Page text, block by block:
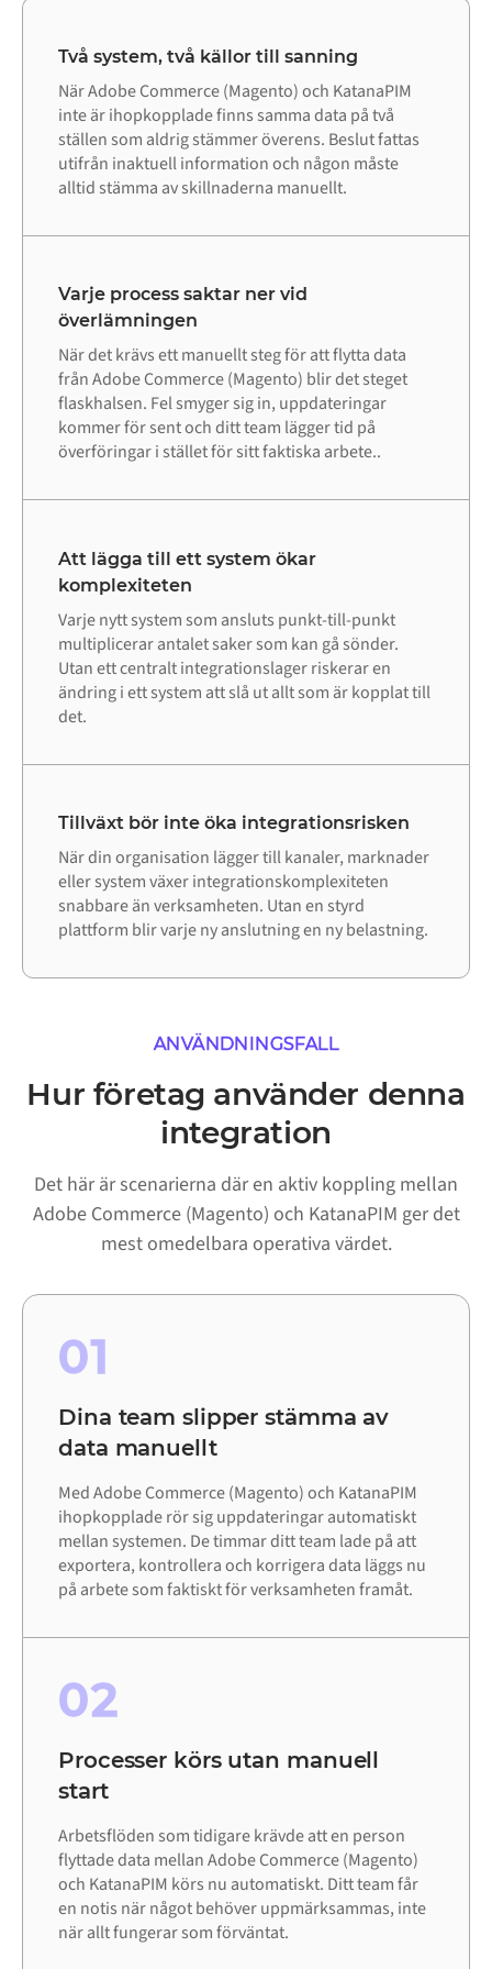
Två system, två källor till sanning
När Adobe Commerce (Magento) och KatanaPIM
inte är ihopkopplade finns samma data på två
ställen som aldrig stämmer överens. Beslut fattas
utifrån inaktuell information och någon måste
alltid stämma av skillnaderna manuellt.
Varje process saktar ner vid
överlämningen
När det krävs ett manuellt steg för att flytta data
från Adobe Commerce (Magento) blir det steget
flaskhalsen. Fel smyger sig in, uppdateringar
kommer för sent och ditt team lägger tid på
överföringar i stället för sitt faktiska arbete..
Att lägga till ett system ökar
komplexiteten
Varje nytt system som ansluts punkt-till-punkt
multiplicerar antalet saker som kan gå sönder.
Utan ett centralt integrationslager riskerar en
ändring i ett system att slå ut allt som är kopplat till
det.
Tillväxt bör inte öka integrationsrisken
När din organisation lägger till kanaler, marknader
eller system växer integrationskomplexiteten
snabbare än verksamheten. Utan en styrd
plattform blir varje ny anslutning en ny belastning.
ANVÄNDNINGSFALL
Hur företag använder denna
integration
Det här är scenarierna där en aktiv koppling mellan
Adobe Commerce (Magento) och KatanaPIM ger det
mest omedelbara operativa värdet.
01
Dina team slipper stämma av
data manuellt
Med Adobe Commerce (Magento) och KatanaPIM
ihopkopplade rör sig uppdateringar automatiskt
mellan systemen. De timmar ditt team lade på att
exportera, kontrollera och korrigera data läggs nu
på arbete som faktiskt för verksamheten framåt.
02
Processer körs utan manuell
start
Arbetsflöden som tidigare krävde att en person
flyttade data mellan Adobe Commerce (Magento)
och KatanaPIM körs nu automatiskt. Ditt team får
en notis när något behöver uppmärksammas, inte
när allt fungerar som förväntat.